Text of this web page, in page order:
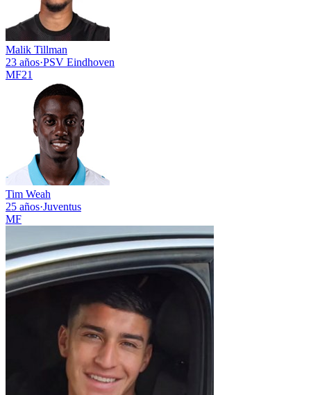
Malik Tillman
23 años·PSV Eindhoven
MF21
Tim Weah
25 años·Juventus
MF